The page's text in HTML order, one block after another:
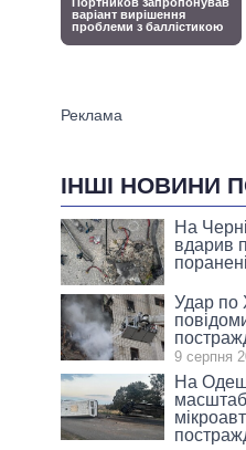
ІНШІ НОВИНИ
На
вдарив
поранені
Удар по
9 серпня
На